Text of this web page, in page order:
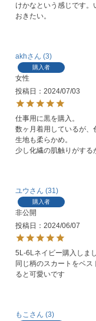
けかなという感じです
おきたい。
akh 3
購入者
女性
投稿日
2024/07/03
仕事用に黒を購入。
数ヶ月着用しているが、
生地も柔らかめ。
少し化繊の肌触りがする
ユウ 31
購入者
非公開
投稿日
2024/06/07
5L-6Lネイビー購入しま
同じ柄のスカートをベ
ると可愛いです
もこ 3